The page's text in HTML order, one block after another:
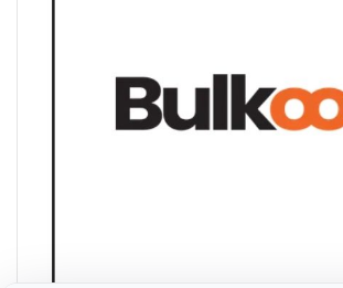
THY, temmuz ayında 9,5 milyon yolcu taşıdı